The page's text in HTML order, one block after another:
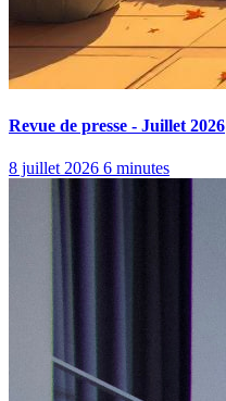
Revue de presse - Juillet 2026
8 juillet 2026 6 minutes